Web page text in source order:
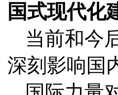
国式现代化
当前和今
深刻影响国